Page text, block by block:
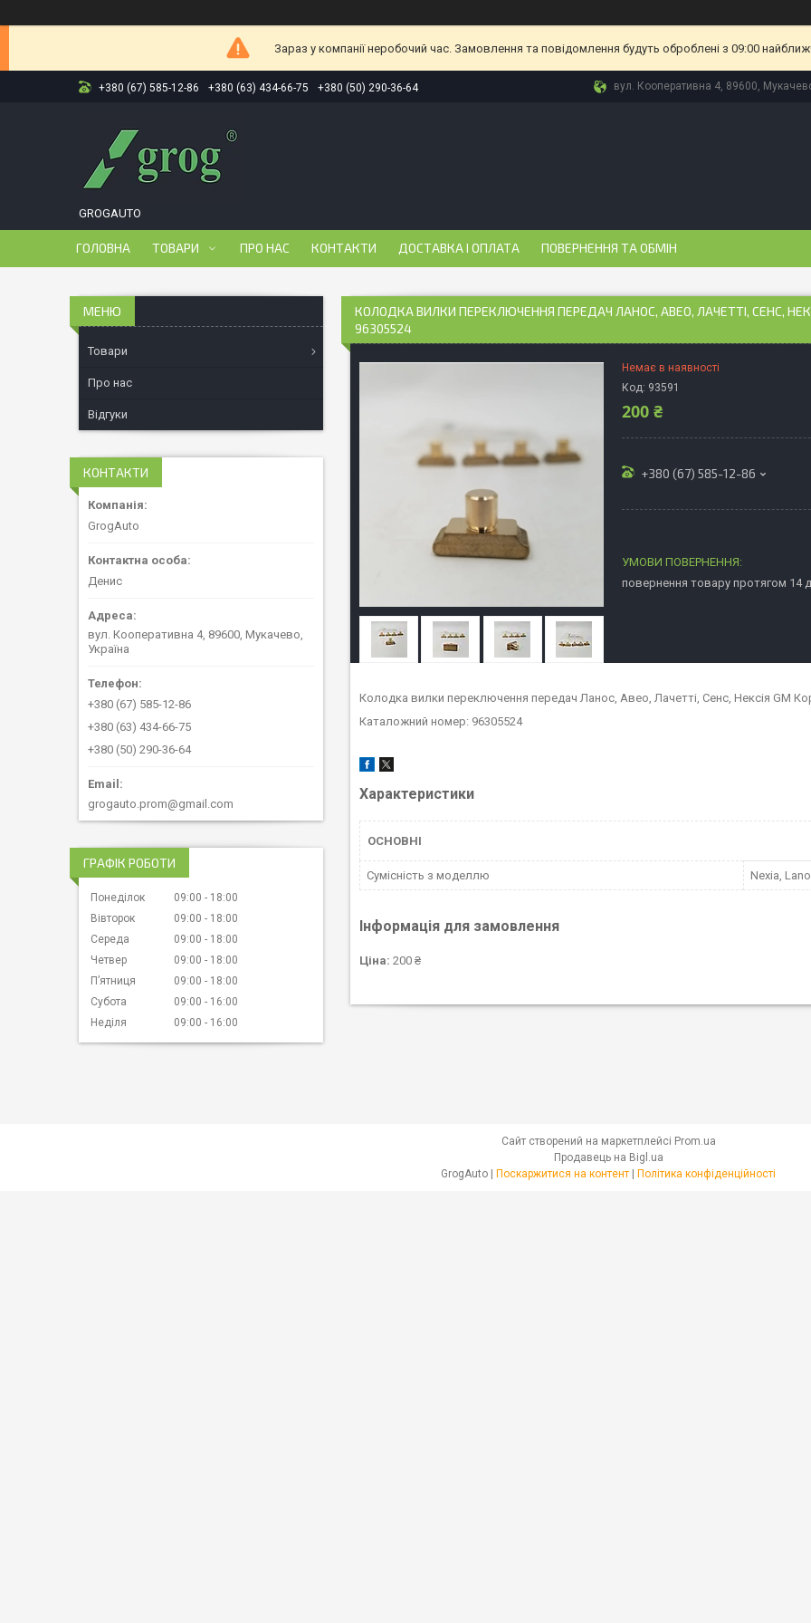
Зараз у компанії неробочий час. Замовлення та повідомлення будуть оброблені з 09:00
+380 (67) 585-12-86 +380 (63) 434-66-75 +380 (50) 290-36-64 вул. Кооперативна 4, 89600,
GROGAUTO
ГОЛОВНА ТОВАРИ ПРО НАС КОНТАКТИ ДОСТАВКА І ОПЛАТА ПОВЕРНЕННЯ ТА ОБМІН
КОЛОДКА ВИЛКИ ПЕРЕКЛЮЧЕННЯ ПЕРЕДАЧ ЛАНОС, АВЕО, ЛАЧЕТТІ, СЕНС,
96305524
Немає в наявності
Код: 93591
200 ₴
+380 (67) 585-12-86
повернення товару протягом 14
Колодка вилки переключення передач Ланос, Авео, Лачетті, Сенс, Нексія GM
Каталожний номер: 96305524
Характеристики
ОСНОВНІ
Сумісність з моделлю Nexia,
Інформація для замовлення
Ціна: 200 ₴
Товари
Про нас
Відгуки
КОНТАКТИ
GrogAuto
Денис
вул. Кооперативна 4, 89600, Мукачево,
Україна
+380 (67) 585-12-86
+380 (63) 434-66-75
+380 (50) 290-36-64
grogauto.prom@gmail.com
ГРАФІК РОБОТИ
Понеділок 09:00
18:00
Вівторок
09:00
18:00
Середа
09:00
18:00
Четвер
09:00
18:00
Пʼятниця
09:00
18:00
Субота
09:00
16:00
Неділя
09:00 16:00
Сайт створений на маркетплейсі Prom.ua
Продавець на Bigl.ua
GrogAuto | Поскаржитися на контент | Політика конфіденційності